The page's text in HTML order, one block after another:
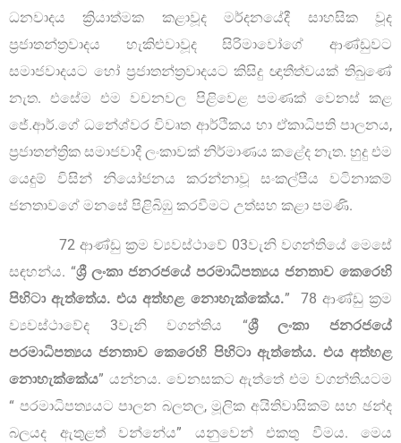
ධනවාදය ක්‍රියාත්මක කළාවූද මර්දනයේදී සාහසික වූද
ප්‍රජාතන්ත්‍රවාදය හැකිළුවාවූද සිරිමාවෝගේ ආණ්ඩුවට
සමාජවාදයට හෝ ප්‍රජාතන්ත්‍රවාදයට කිසිදු ඥාතීත්වයක් තිබුණේ
නැත. එසේම එම වචනවල පිළිවෙළ පමණක් වෙනස් කළ
ජේ.ආර්.ගේ ධනේශ්වර විවෘත ආර්ථිකය හා ඒකාධිපති පාලනය,
ප්‍රජාතන්ත්‍රික සමාජවාදී ලංකාවක් නිර්මාණය කළේද නැත. හුදු එම
යෙදුම් විසින් නියෝජනය කරන්නාවූ සංකල්පීය වටිනාකම්
ජනතාවගේ මනසේ පිළිබිඹු කරවීමට උත්සහ කළා පමණි.
72 ආණ්ඩු ක්‍රම ව්‍යවස්ථාවේ 03වැනි වගන්තියේ මෙසේ
සඳහන්ය. “ශ්‍රී ලංකා ජනරජයේ පරමාධිපත්‍යය ජනතාව කෙරෙහි
පිහිටා ඇත්තේය. එය අත්හළ නොහැක්කේය.” 78 ආණ්ඩු ක්‍රම
ව්‍යවස්ථාවේද 3වැනි වගන්තිය “ශ්‍රී ලංකා ජනරජයේ
පරමාධිපත්‍යය ජනතාව කෙරෙහි පිහිටා ඇත්තේය. එය අත්හළ
නොහැක්කේය” යන්නය. වෙනසකට ඇත්තේ එම වගන්තියටම
“ පරමාධිපත්‍යයට පාලන බලතල, මූලික අයිතිවාසිකම් සහ ඡන්ද
බලයද ඇතුළත් වන්නේය” යනුවෙන් එකතු වීමය. මෙය